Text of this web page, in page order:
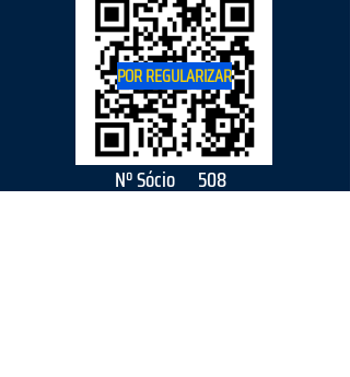
508
Nº Sócio
POR REGULARIZAR